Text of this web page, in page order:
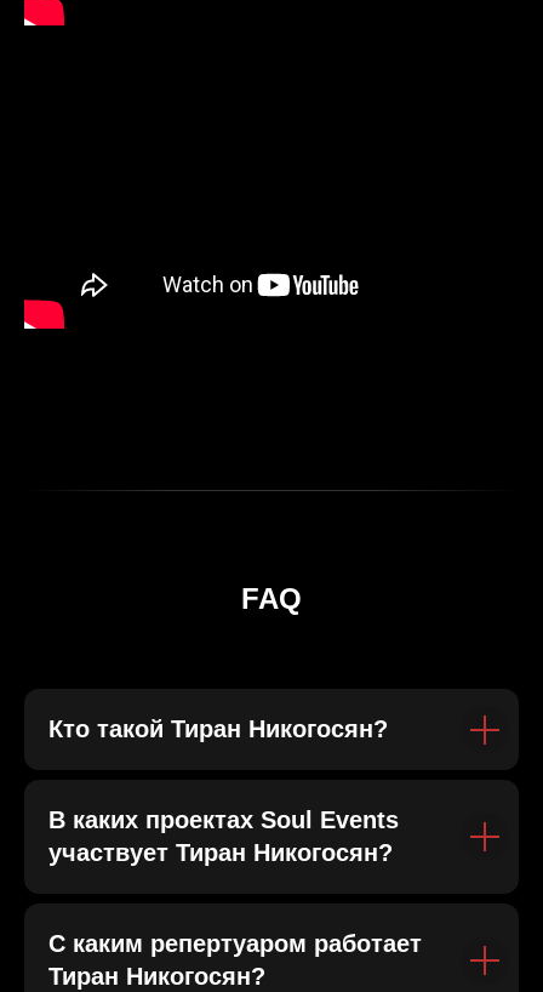
FAQ
Кто такой Тиран Никогосян?
В каких проектах Soul Events
участвует Тиран Никогосян?
С каким репертуаром работает
Тиран Никогосян?